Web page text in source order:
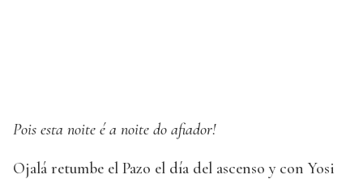
Pois esta noite é a noite do afiador!
Ojalá retumbe el Pazo el día del ascenso y con Yosi